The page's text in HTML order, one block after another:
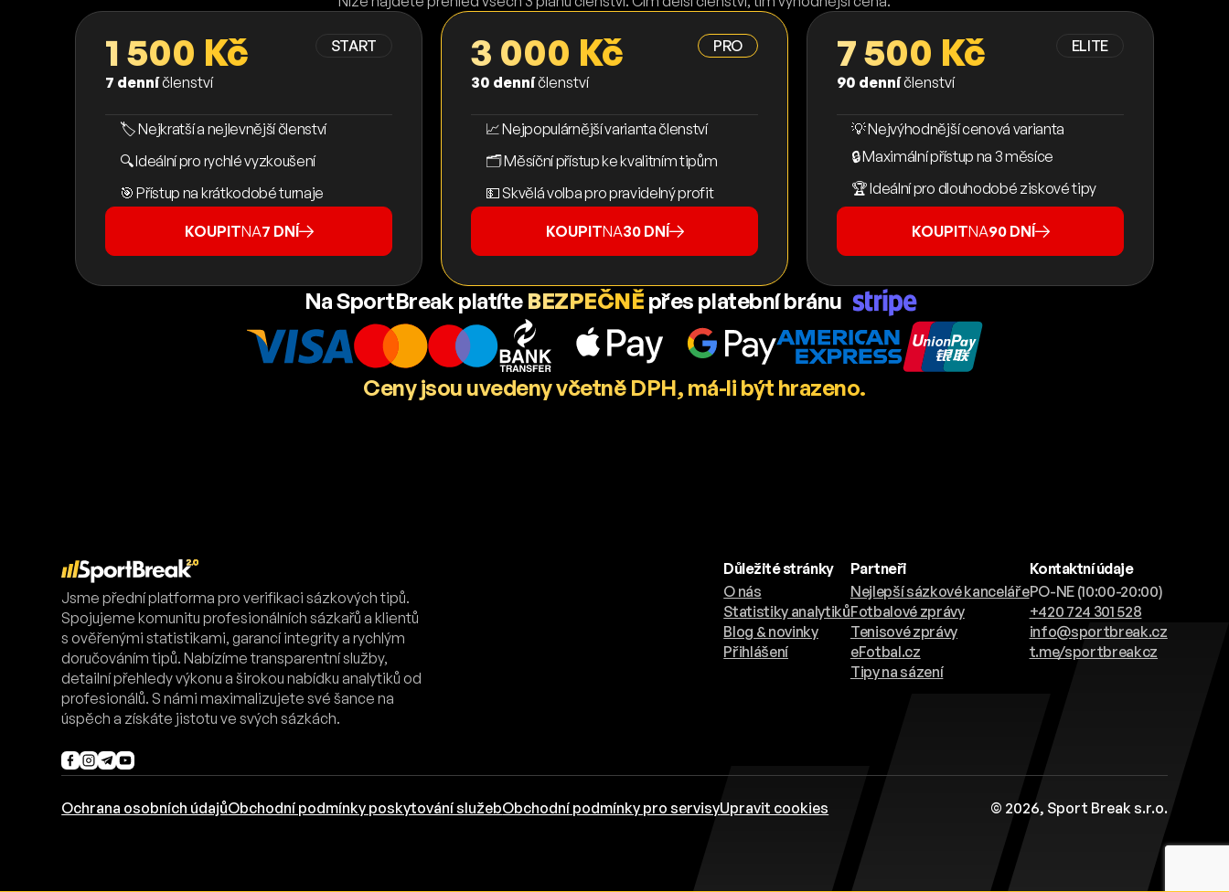
START
1 500 Kč
7 denníčlenství
🏷️ Nejkratší a nejlevnější členství
🔍 Ideální pro rychlé vyzkoušení
🎯 Přístup na krátkodobé turnaje
KOUPITNA7 DNÍ
PRO
3 000 Kč
30 denníčlenství
📈 Nejpopulárnější varianta členství
🗂️ Měsíční přístup ke kvalitním tipům
💵 Skvělá volba pro pravidelný profit
KOUPITNA30 DNÍ
ELITE
7 500 Kč
90 denníčlenství
💡 Nejvýhodnější cenová varianta
🔒 Maximální přístup na 3 měsíce
🏆 Ideální pro dlouhodobé ziskové tipy
KOUPITNA90 DNÍ
Na SportBreak platíte BEZPEČNĚ přes platební bránu
Ceny jsou uvedeny včetně DPH, má-li být hrazeno.
Jsme přední platforma pro verifikaci sázkových tipů.
Spojujeme komunitu profesionálních sázkařů a klientů
s ověřenými statistikami, garancí integrity a rychlým
doručováním tipů. Nabízíme transparentní služby,
detailní přehledy výkonu a širokou nabídku analytiků od
profesionálů. S námi maximalizujete své šance na
úspěch a získáte jistotu ve svých sázkách.
Důležité stránky
O nás
Statistiky analytiků
Blog & novinky
Přihlášení
Partneři
Nejlepší sázkové kanceláře
Fotbalové zprávy
Tenisové zprávy
eFotbal.cz
Tipy na sázení
Kontaktní údaje
PO-NE (10:00-20:00)
+420 724 301 528
info@sportbreak.cz
t.me/sportbreakcz
Ochrana osobních údajůObchodní podmínky poskytování služebObchodní podmínky pro servisyUpravit cookies © 2026, Sport Break s.r.o.